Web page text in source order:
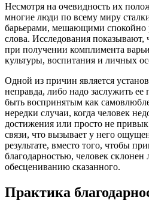
Несмотря на очевидность их
многие люди по всему миру
барьерами, мешающими спокойно
слова. Исследования показывают,
при получении комплимента
культуры, воспитания и личных
Одной из причин является
неправда, либо надо заслужить ее
быть воспринятым как
нередки случаи, когда человек
достижения или просто не
связи, что вызывает у него
результате, вместо того, чтобы
благодарностью, человек
обесцениванию сказанного.
Практика